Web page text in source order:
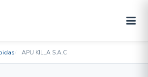
APU KILLA S.A.C